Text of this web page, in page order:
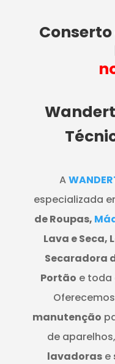
A
especializada
de Roupas,
Lava e Seca,
Secaradora
Portão e toda
manutenção
de
lavadoras e